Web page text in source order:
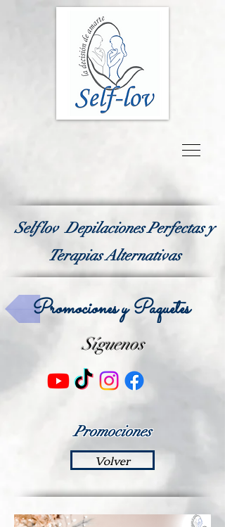
Selflov Depilaciones Perfectas y
Terapias Alternativas
Promociones y Paquetes
Síguenos
Promociones
Volver